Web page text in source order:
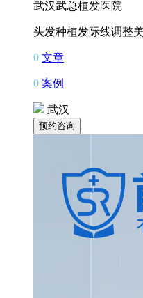
武汉武总植发医院
头发种植发际线调整
0 文章
0 案例
武汉